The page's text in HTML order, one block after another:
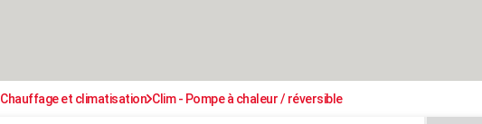
Chauffage et climatisation Clim - Pompe à chaleur / réversible